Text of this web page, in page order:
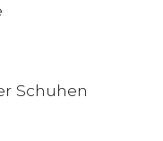
Schuhen